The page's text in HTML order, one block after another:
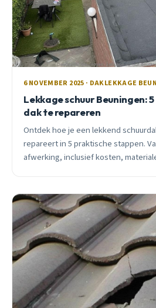
6 NOVEMBER 2025 · DAKLEKKAGE
Lekkage schuur Beuningen:
dak te repareren
Ontdek hoe je een lekkend
repareert in 5 praktische stappen.
afwerking, inclusief kosten,